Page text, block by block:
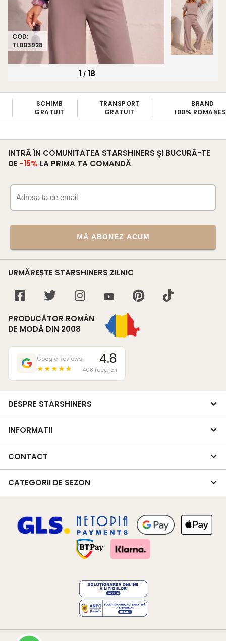
COD:
TL003928
1 /18
SCHIMB
GRATUIT
TRANSPORT
GRATUIT
BRAND
100%
INTRĂ ÎN COMUNITATEA STARSHINERS ȘI BUCURĂ-TE
DE -15% LA PRIMA TA COMANDĂ
MĂ ABONEZ ACUM
URMĂREȘTE STARSHINERS ZILNIC
PRODUCĂTOR ROMÂN
DE MODĂ DIN 2008
Google Reviews
★★★★★
4.8
408 recenzii
DESPRE STARSHINERS
INFORMATII
CONTACT
CATEGORII DE SEZON